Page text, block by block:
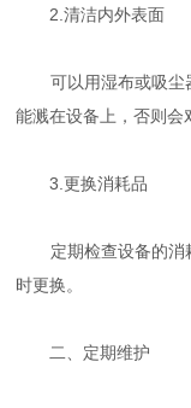
2.清洁内外表面
可以用湿布或吸尘
能溅在设备上，否则会
3.更换消耗品
定期检查设备的消
时更换。
二、定期维护